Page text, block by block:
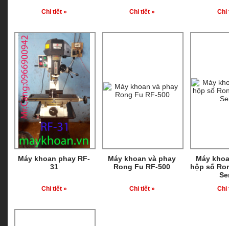
Chi tiết » Chi tiết » Chi
Máy khoan phay RF-
31
Chi tiết »
Máy khoan và phay
Rong Fu RF-500
Chi tiết »
Máy
hộp số
Chi